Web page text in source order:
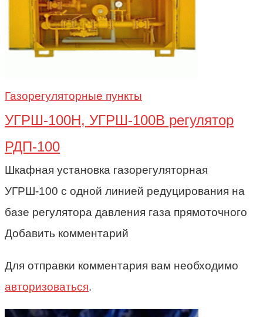
Газорегуляторные пункты
УГРШ-100Н, УГРШ-100В регулятор
РДП-100
Шкафная установка газорегуляторная
УГРШ-100 с одной линией редуцирования на
базе регулятора давления газа прямоточного
Добавить комментарий
Для отправки комментария вам необходимо
авторизоваться.